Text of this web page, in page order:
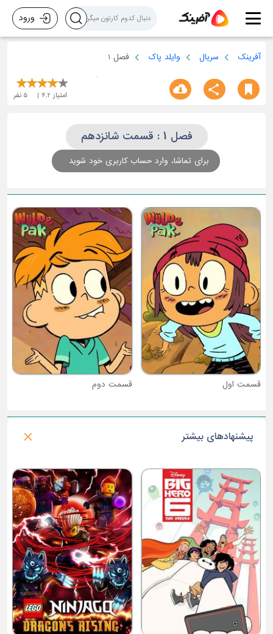
ورود
آفرینک سریال وایلد پاک فصل 1
امتیاز 4.2
5 نفر
فصل 1 : قسمت شانزدهم
برای تماشا، وارد حساب کاربری خود شوید
قسمت سوم
پیشنهادهای بیشتر
فصل 2 : شکارچیان ترول